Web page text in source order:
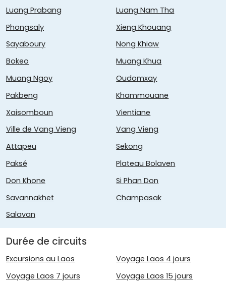
Luang Prabang
Luang Nam Tha
Phongsaly
Xieng Khouang
Sayaboury
Nong Khiaw
Bokeo
Muang Khua
Muang Ngoy
Oudomxay
Pakbeng
Khammouane
Xaisomboun
Vientiane
Ville de Vang Vieng
Vang Vieng
Attapeu
Sekong
Paksé
Plateau Bolaven
Don Khone
Si Phan Don
Savannakhet
Champasak
Salavan
Durée de circuits
Excursions au Laos
Voyage Laos 4 jours
Voyage Laos 7 jours
Voyage Laos 15 jours